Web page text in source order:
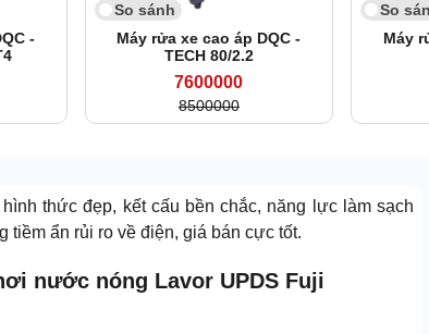
-
So sánh
Máy rửa xe cao áp DQC -
TECH 80/2.2
7600000
8500000
So
Máy
hình thức đẹp, kết cấu bền chắc, năng lực làm sạch
tiềm ẩn rủi ro về điện, giá bán cực tốt.
nước nóng Lavor UPDS Fuji